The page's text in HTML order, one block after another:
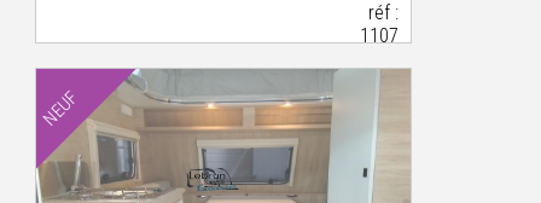
réf :
1107
NEUF